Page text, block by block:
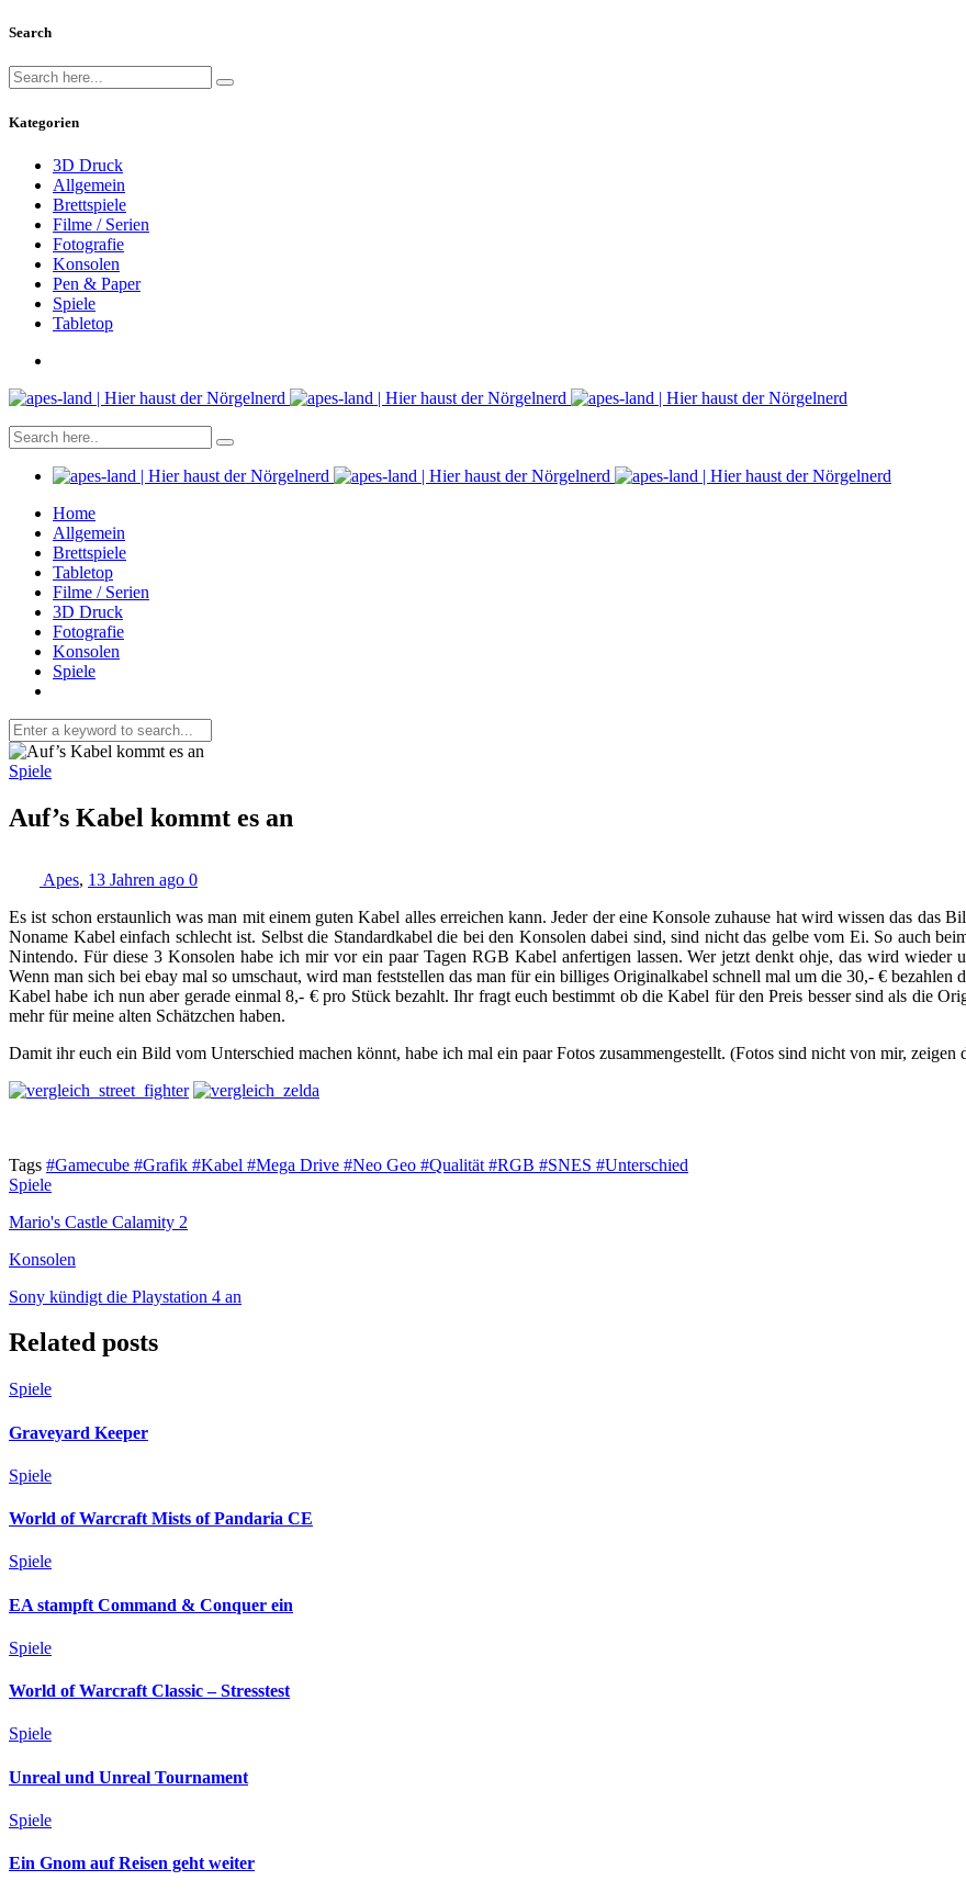
Search
Kategorien
3D Druck
Allgemein
Brettspiele
Filme / Serien
Fotografie
Konsolen
Pen & Paper
Spiele
Tabletop
Home
Allgemein
Brettspiele
Tabletop
Filme / Serien
3D Druck
Fotografie
Konsolen
Spiele
Spiele
Auf’s Kabel kommt es an
Apes, 13 Jahren ago 0
Es ist schon erstaunlich was man mit einem guten Kabel alles erreichen kann. Jeder der eine Konsole zuhause hat wird wissen das das
Noname Kabel einfach schlecht ist. Selbst die Standardkabel die bei den Konsolen dabei sind, sind nicht das gelbe vom Ei. So auch
Nintendo. Für diese 3 Konsolen habe ich mir vor ein paar Tagen RGB Kabel anfertigen lassen. Wer jetzt denkt ohje, das wird wieder
Wenn man sich bei ebay mal so umschaut, wird man feststellen das man für ein billiges Originalkabel schnell mal um die 30,- € bezahlen
Kabel habe ich nun aber gerade einmal 8,- € pro Stück bezahlt. Ihr fragt euch bestimmt ob die Kabel für den Preis besser sind als die
mehr für meine alten Schätzchen haben.
Damit ihr euch ein Bild vom Unterschied machen könnt, habe ich mal ein paar Fotos zusammengestellt. (Fotos sind nicht von mir, zeigen
Tags #Gamecube #Grafik #Kabel #Mega Drive #Neo Geo #Qualität #RGB #SNES #Unterschied
Spiele
Mario's Castle Calamity 2
Konsolen
Sony kündigt die Playstation 4 an
Related posts
Spiele
Graveyard Keeper
Spiele
World of Warcraft Mists of Pandaria CE
Spiele
EA stampft Command & Conquer ein
Spiele
World of Warcraft Classic – Stresstest
Spiele
Unreal und Unreal Tournament
Spiele
Ein Gnom auf Reisen geht weiter